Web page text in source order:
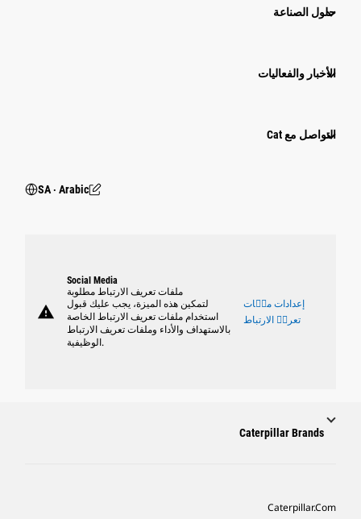
حلول الصناعة
الأخبار والفعاليات
التواصل مع Cat
SA ‧ Arabic
warning
Social Media
ملفات تعريف الارتباط مطلوبة
لتمكين هذه الميزة، يجب عليك قبول
استخدام ملفات تعريف الارتباط الخاصة
بالاستهداف والأداء وملفات تعريف الارتباط
الوظيفية.
إعدادات ملٝات
تعريٝ الارتباط
Caterpillar Brands
Caterpillar.com